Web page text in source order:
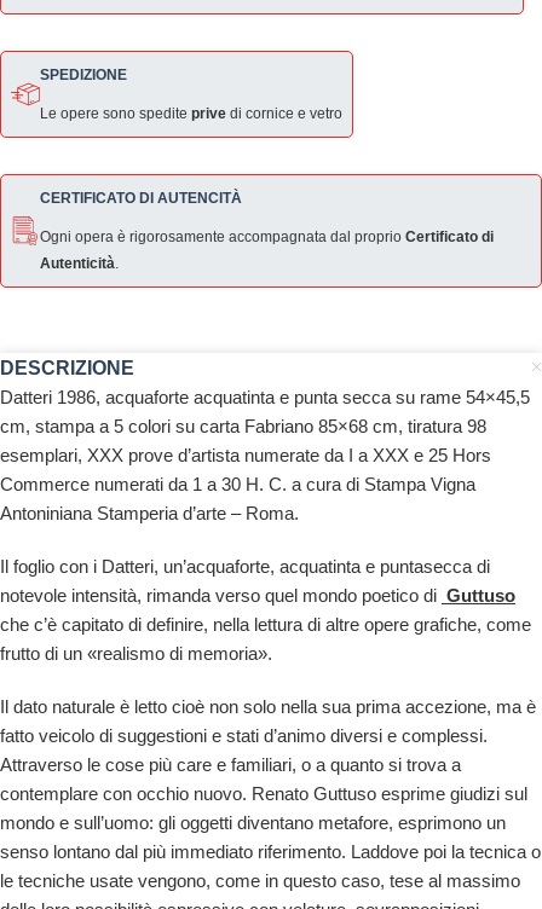
SPEDIZIONE
Le opere sono spedite prive di cornice e vetro
CERTIFICATO DI AUTENCITÀ
Ogni opera è rigorosamente accompagnata dal proprio Certificato di
Autenticità.
DESCRIZIONE
Datteri 1986, acquaforte acquatinta e punta secca su rame 54×45,5
cm, stampa a 5 colori su carta Fabriano 85×68 cm, tiratura 98
esemplari, XXX prove d’artista numerate da I a XXX e 25 Hors
Commerce numerati da 1 a 30 H. C. a cura di Stampa Vigna
Antoniniana Stamperia d’arte – Roma.
Il foglio con i Datteri, un’acquaforte, acquatinta e puntasecca di
notevole intensità, rimanda verso quel mondo poetico di Guttuso
che c’è capitato di definire, nella lettura di altre opere grafiche, come
frutto di un «realismo di memoria».
Il dato naturale è letto cioè non solo nella sua prima accezione, ma è
fatto veicolo di suggestioni e stati d’animo diversi e complessi.
Attraverso le cose più care e familiari, o a quanto si trova a
contemplare con occhio nuovo. Renato Guttuso esprime giudizi sul
mondo e sull’uomo: gli oggetti diventano metafore, esprimono un
senso lontano dal più immediato riferimento. Laddove poi la tecnica o
le tecniche usate vengono, come in questo caso, tese al massimo